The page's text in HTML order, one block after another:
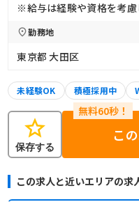
※給与は経験や資格を考慮
勤務地
東京都 大田区
未経験OK 積極採用中
star
保存する
こ
この求人と近いエリアの求